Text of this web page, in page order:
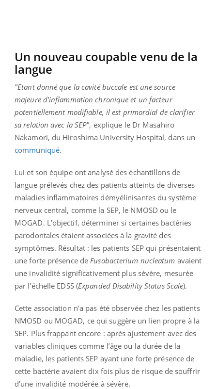
Un nouveau coupable venu de la
langue
"Etant donné que la cavité buccale est une source
majeure d'inflammation chronique et un facteur
potentiellement modifiable, il est primordial de clarifier
sa relation avec la SEP", explique le Dr Masahiro
Nakamori, du Hiroshima University Hospital, dans un
communiqué.
Lui et son équipe ont analysé des échantillons de
langue prélevés chez des patients atteints de diverses
maladies inflammatoires démyélinisantes du système
nerveux central, comme la SEP, le NMOSD ou le
MOGAD. L’objectif, déterminer si certaines bactéries
parodontales étaient associées à la gravité des
symptômes. Résultat : les patients SEP qui présentaient
une forte présence de Fusobacterium nucleatum avaient
une invalidité significativement plus sévère, mesurée
par l’échelle EDSS (Expanded Disability Status Scale).
Cette association n'a pas été observée chez les patients
NMOSD ou MOGAD, ce qui suggère un lien propre à la
SEP. Plus frappant encore : après ajustement avec des
variables cliniques comme l’âge ou la durée de la
maladie, les patients SEP ayant une forte présence de
cette bactérie avaient dix fois plus de risque de souffrir
d’une invalidité modérée à sévère.